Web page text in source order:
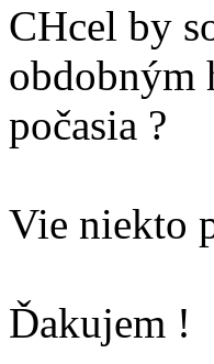
CHcel by
obdobným
počasia ?
Vie niekto
Ďakujem !